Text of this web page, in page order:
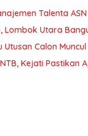
Talenta ASN
Utara
Calon
Kejati Pastikan